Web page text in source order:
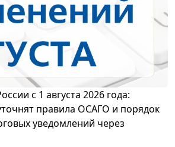
с 1 августа 2026 года:
правила ОСАГО и порядок
уведомлений через